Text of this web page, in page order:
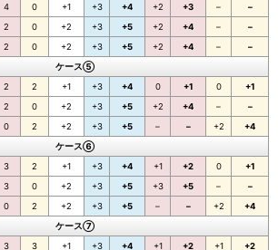
4 0 +1 +3 +4 +2 +3 –
–
2 0 +2 +3 +5 +2 +4 –
–
2 0 +2 +3 +5 +2 +4 –
–
ケース⑤
2 2 +1 +3 +4 0 +1 0
+1
2 0 +2 +3 +5 +2 +4 –
–
0 2 +2 +3 +5 – – +2
+4
ケース⑥
3 2 +1 +3 +4 +1 +2 0
+1
3 0 +2 +3 +5 +3 +5 –
–
0 2 +2 +3 +5 – – +2
+4
ケース⑦
3 3 +1 +3 +4 +1 +2 +1
+2